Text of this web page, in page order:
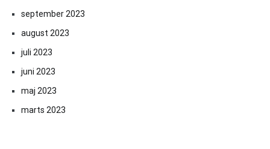
september 2023
august 2023
juli 2023
juni 2023
maj 2023
marts 2023